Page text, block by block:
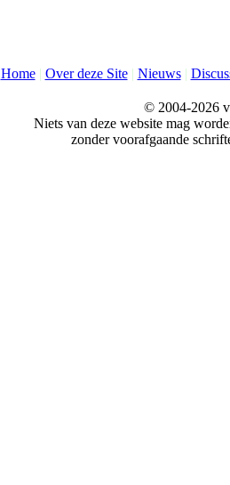
Home| Over deze Site| Nieuws|
© 2004-2026
Niets van deze website mag
zonder voorafgaande